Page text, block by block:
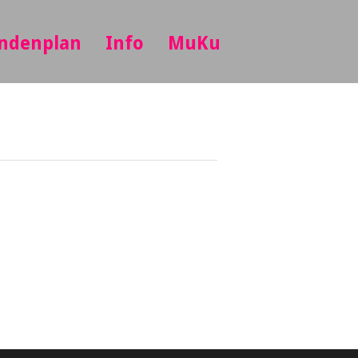
Info MuKu